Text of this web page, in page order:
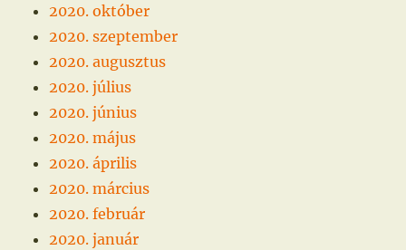
2020. október
2020. szeptember
2020. augusztus
2020. július
2020. június
2020. május
2020. április
2020. március
2020. február
2020. január